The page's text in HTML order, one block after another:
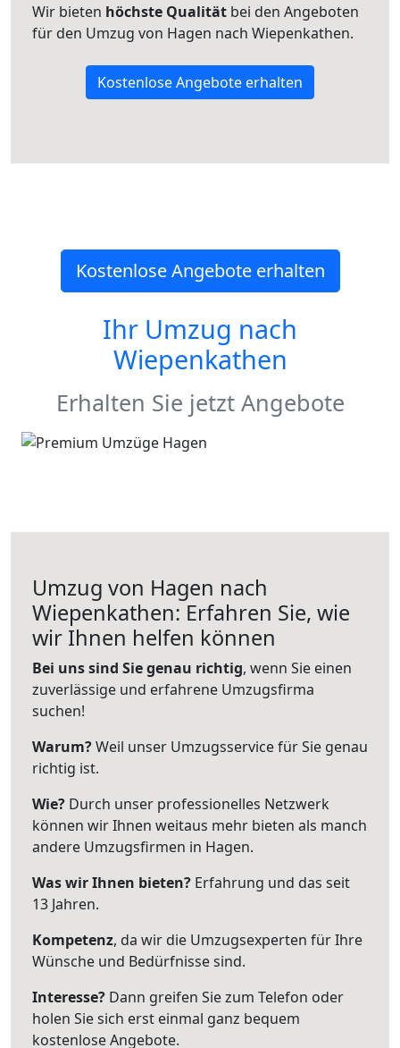
Wir bieten höchste Qualität bei den Angeboten
für den Umzug von Hagen nach Wiepenkathen.
Kostenlose Angebote erhalten
Kostenlose Angebote erhalten
Ihr Umzug nach
Wiepenkathen
Erhalten Sie jetzt Angebote
Umzug von Hagen nach
Wiepenkathen: Erfahren Sie, wie
wir Ihnen helfen können
Bei uns sind Sie genau richtig, wenn Sie einen
zuverlässige und erfahrene Umzugsfirma
suchen!
Warum?Weil unser Umzugsservice für Sie genau
richtig ist.
Wie? Durch unser professionelles Netzwerk
können wir Ihnen weitaus mehr bieten als manch
andere Umzugsfirmen in Hagen.
Was wir Ihnen bieten? Erfahrung und das seit
13 Jahren.
Kompetenz, da wir die Umzugsexperten für Ihre
Wünsche und Bedürfnisse sind.
Interesse? Dann greifen Sie zum Telefon oder
holen Sie sich erst einmal ganz bequem
kostenlose Angebote.